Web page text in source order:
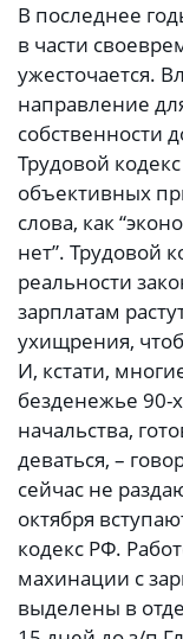
В последнее
в части
ужесточается.
направление
собственности
Трудовой
объективных
слова, как
нет”. Трудовой
реальности
зарплатам
ухищрения,
И, кстати,
безденежье 90-
начальства,
деваться, –
сейчас не
октября
кодекс РФ.
махинации с
выделены в